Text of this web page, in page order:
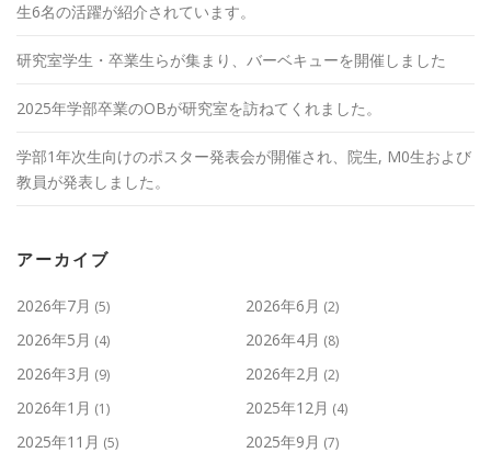
生6名の活躍が紹介されています。
研究室学生・卒業生らが集まり、バーベキューを開催しました
2025年学部卒業のOBが研究室を訪ねてくれました。
学部1年次生向けのポスター発表会が開催され、院生, M0生および
教員が発表しました。
アーカイブ
2026年7月 (5) 2026年6月 (2)
2026年5月 (4) 2026年4月 (8)
2026年3月 (9) 2026年2月 (2)
2026年1月 (1) 2025年12月 (4)
2025年11月 (5) 2025年9月 (7)